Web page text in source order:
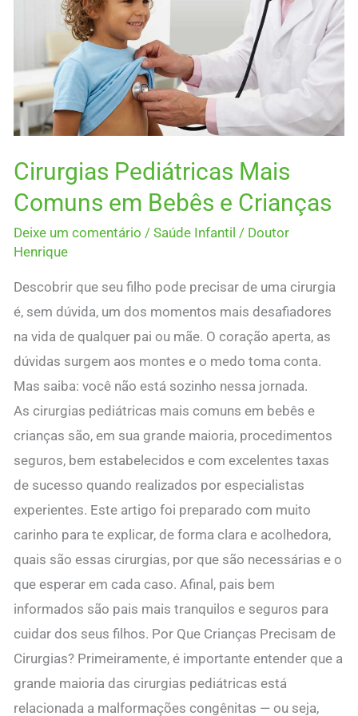
Cirurgias Pediátricas Mais
Comuns em Bebês e Crianças
Deixe um comentário / Saúde Infantil / Doutor
Henrique
Descobrir que seu filho pode precisar de uma cirurgia
é, sem dúvida, um dos momentos mais desafiadores
na vida de qualquer pai ou mãe. O coração aperta, as
dúvidas surgem aos montes e o medo toma conta.
Mas saiba: você não está sozinho nessa jornada.
As cirurgias pediátricas mais comuns em bebês e
crianças são, em sua grande maioria, procedimentos
seguros, bem estabelecidos e com excelentes taxas
de sucesso quando realizados por especialistas
experientes. Este artigo foi preparado com muito
carinho para te explicar, de forma clara e acolhedora,
quais são essas cirurgias, por que são necessárias e o
que esperar em cada caso. Afinal, pais bem
informados são pais mais tranquilos e seguros para
cuidar dos seus filhos. Por Que Crianças Precisam de
Cirurgias? Primeiramente, é importante entender que a
grande maioria das cirurgias pediátricas está
relacionada a malformações congênitas — ou seja,
em
Bebês